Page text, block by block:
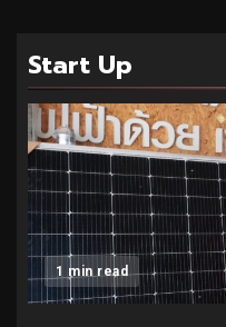
Start Up
1 min read